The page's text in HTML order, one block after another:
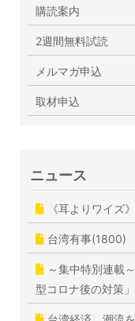
購読案内
2週間無料試読
メルマガ申込
取材申込
ニュース
《耳よりワイズ
台湾有事(1800)
～集中特別連載
型コロナ後の対策